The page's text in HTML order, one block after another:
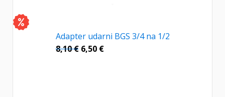
Adapter udarni BGS 3/4 na 1/2
8,10€ 6,50 €